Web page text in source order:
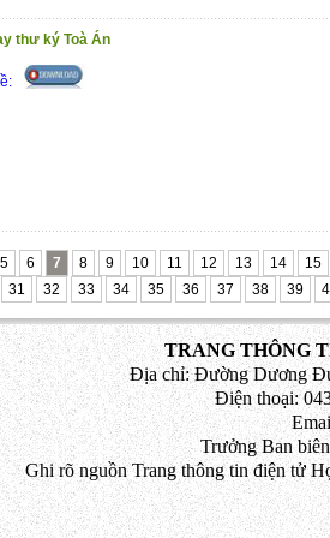
nhận diện rõ hơn
tác động của cuộc Cách
này đã ra đời. Trân trọng
thư ký Toà Án
5 6 7 8 9 10 11 12 13 14
15
31 32 33 34 35 36 37 38 39
TRANG THÔNG
Địa chỉ: Đường Dương
Điện thoại:
Trưởng Ban
Ghi rõ nguồn Trang thông tin điện tử